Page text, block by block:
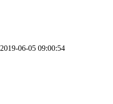
2019-06-05 09:00:54